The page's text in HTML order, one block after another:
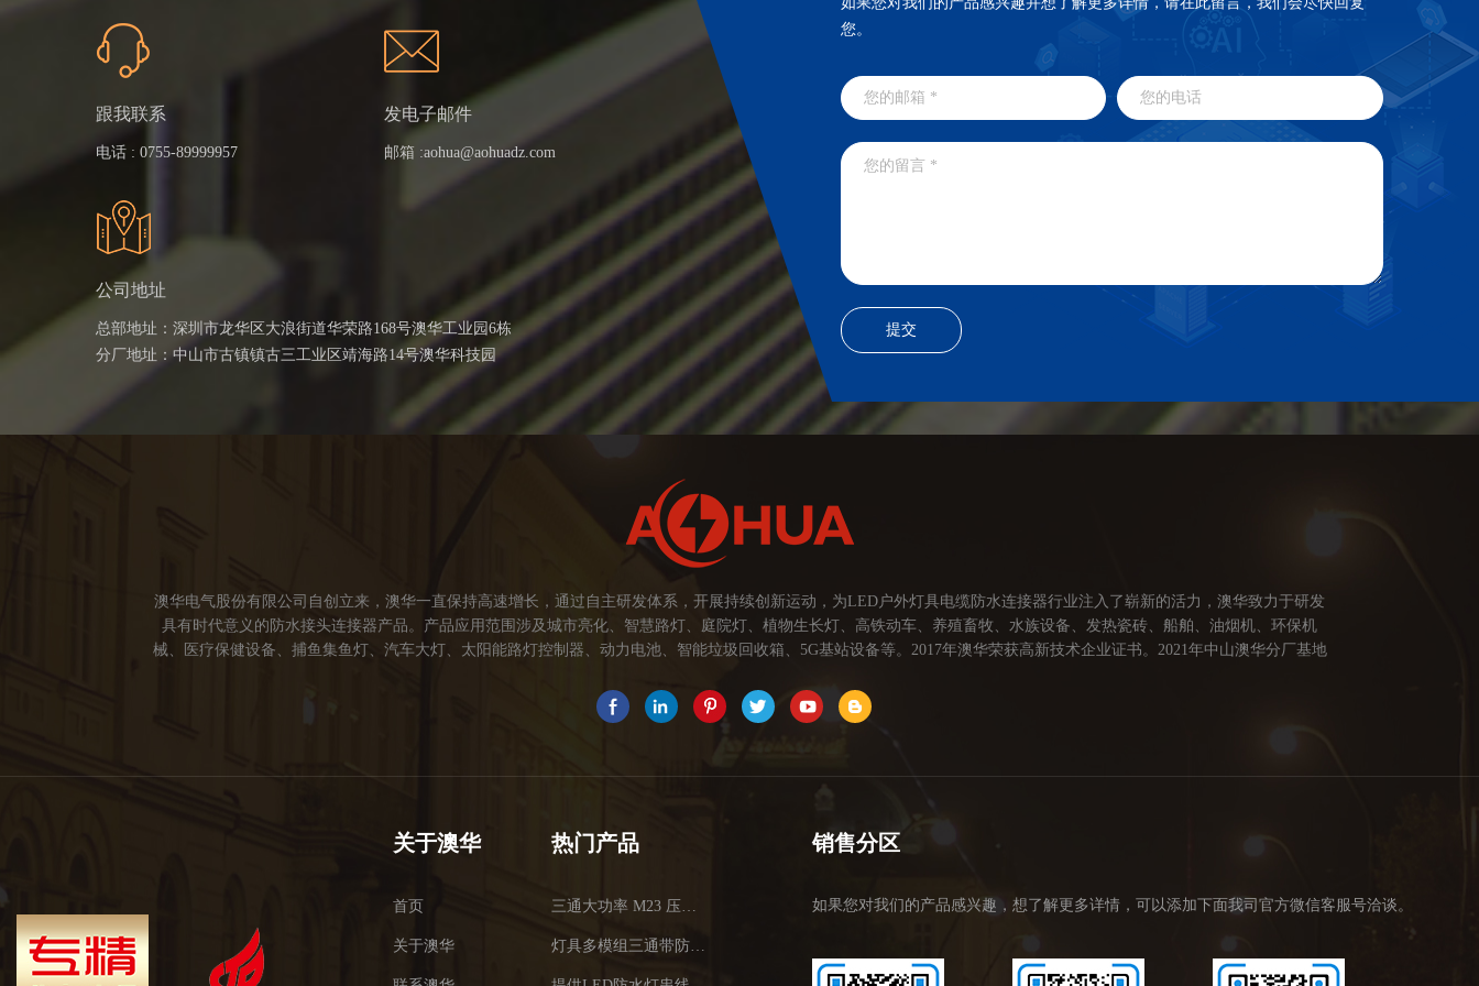
您。
跟我联系
电话 : 0755-89999957
发电子邮件
邮箱 :aohua@aohuadz.com
公司地址
总部地址：深圳市龙华区大浪街道华荣路168号澳华工业园6栋
分厂地址：中山市古镇镇古三工业区靖海路14号澳华科技园
澳华电气股份有限公司自创立来，澳华一直保持高速增长，通过自主研发体系，开展持续创新运动，为LED户外灯具电缆防水连接器行业注入了崭新的活力，澳华致力于研发
具有时代意义的防水接头连接器产品。产品应用范围涉及城市亮化、智慧路灯、庭院灯、植物生长灯、高铁动车、养殖畜牧、水族设备、发热瓷砖、船舶、油烟机、环保机
械、医疗保健设备、捕鱼集鱼灯、汽车大灯、太阳能路灯控制器、动力电池、智能垃圾回收箱、5G基站设备等。2017年澳华荣获高新技术企业证书。2021年中山澳华分厂基地
于世界，让线缆更可靠的连接。 我们的使命： 关注市场发展，紧握客户的需求，提供有价值的线缆连接器解决方案，为客户创造价值。 我们的价值观： 1、不断专研高端技
术，提高行业技术水平...
关于澳华
首页
关于澳华
热门产品
三通大功率 M23 压接2.5平方
灯具多模组三通带防水插头
销售分区
如果您对我们的产品感兴趣，想了解更多详情，可以添加下面我司官方微信客服号洽谈。